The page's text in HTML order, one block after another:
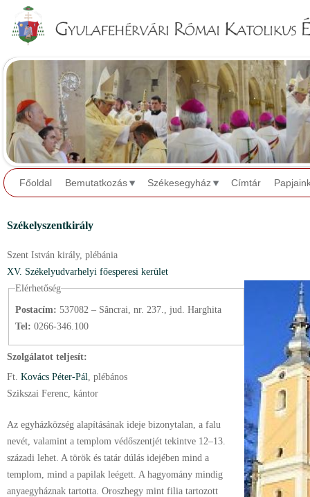
Főoldal Bemutatkozás Székesegyház Címtár
Székelyszentkirály
Szent István király, plébánia
XV. Székelyudvarhelyi főesperesi kerület
Elérhetőség
Postacím: 537082 – Sâncrai, nr. 237., jud. Harghita
Tel: 0266-346.100
Szolgálatot teljesít:
Ft. Kovács Péter-Pál
, plébános
Szikszai Ferenc, kántor
Az egyházközség alapításának ideje bizonytalan, a falu
nevét, valamint a templom védőszentjét tekintve 12–13.
századi lehet. A török és tatár dúlás idejében mind a
templom, mind a papilak leégett. A hagyomány mindig
anyaegyháznak tartotta. Oroszhegy mint filia tartozott